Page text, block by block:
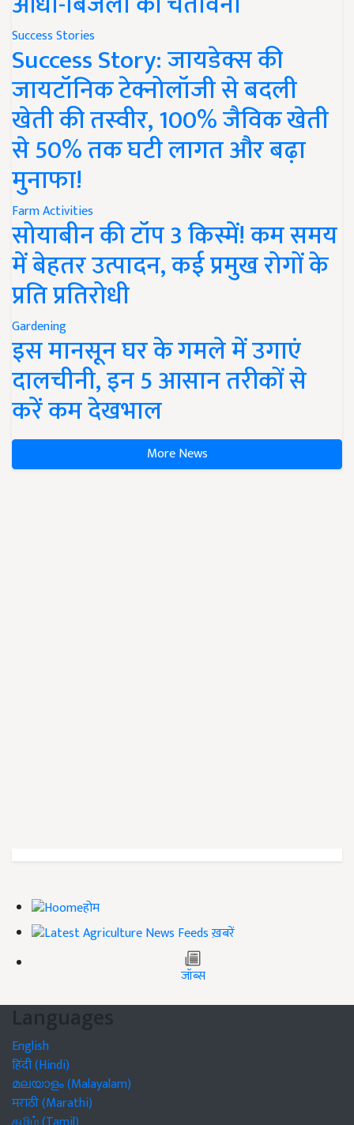
Success Stories
Success Story: जायडेक्स की
जायटॉनिक टेक्नोलॉजी से बदली
खेती की तस्वीर, 100% जैविक खेती
से 50% तक घटी लागत और बढ़ा
मुनाफा!
Farm Activities
सोयाबीन की टॉप 3 किस्में! कम समय
में बेहतर उत्पादन, कई प्रमुख रोगों के
प्रति प्रतिरोधी
Gardening
इस मानसून घर के गमले में उगाएं
दालचीनी, इन 5 आसान तरीकों से
करें कम देखभाल
More News
होम
ख़बरें
जॉब्स
Languages
English
हिंदी (Hindi)
മലയാളം (Malayalam)
मराठी (Marathi)